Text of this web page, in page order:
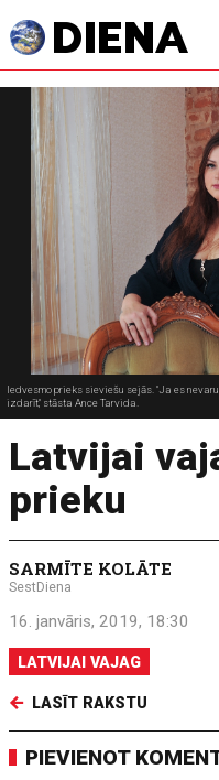
Iedvesmo prieks sieviešu sejās. "Ja es
izdarīt," stāsta Ance Tarvida.
Latvijai
prieku
SARMĪTE KOLĀTE
SestDiena
16. janvāris, 2019, 18:30
LATVIJAI VAJAG
LASĪT RAKSTU
PIEVIENOT